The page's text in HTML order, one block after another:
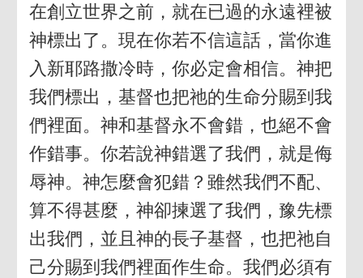
在創立世界之前，就在已過的永遠裡被
神標出了。現在你若不信這話，當你進
入新耶路撒冷時，你必定會相信。神把
我們標出，基督也把祂的生命分賜到我
們裡面。神和基督永不會錯，也絕不會
作錯事。你若說神錯選了我們，就是侮
辱神。神怎麼會犯錯？雖然我們不配、
算不得甚麼，神卻揀選了我們，豫先標
出我們，並且神的長子基督，也把祂自
己分賜到我們裡面作生命。我們必須有